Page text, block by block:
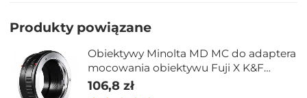
Produkty powiązane
Obiektywy Minolta MD MC do adaptera
mocowania obiektywu Fuji X K&F
Concept M15111
106,8 zł